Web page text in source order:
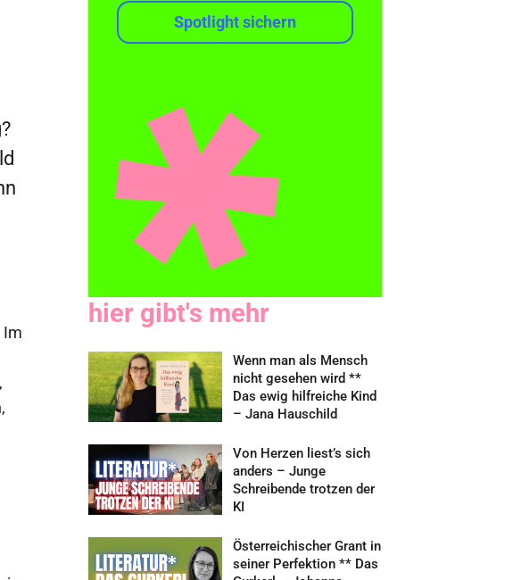
Im
Spotlight sichern
hier gibt's mehr
Wenn man als Mensch
nicht gesehen wird **
Das ewig hilfreiche Kind
– Jana Hauschild
Von Herzen liest’s sich
anders – Junge
Schreibende trotzen der
KI
Österreichischer Grant in
seiner Perfektion ** Das